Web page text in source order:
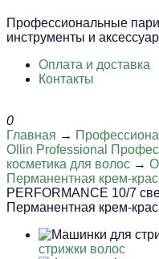
Профессиональные
инструменты и
Оплата и доставка
Контакты
0
Главная →
Ollin Professional
косметика для волос →
Перманентная крем-
PERFORMANCE 10/7
Перманентная крем-
стрижки волос